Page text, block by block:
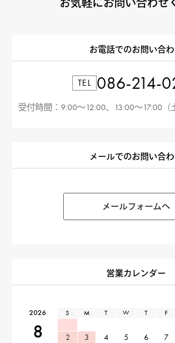
お気軽にお問い合わせ
お電話でのお問い合
TEL 086-214-
受付時間：9:00〜12:00、13:00〜17:00（
メールでのお問い合
メールフォームへ
営業カレンダー
2026
8
S M T W T F
2
3 4 5 6 7